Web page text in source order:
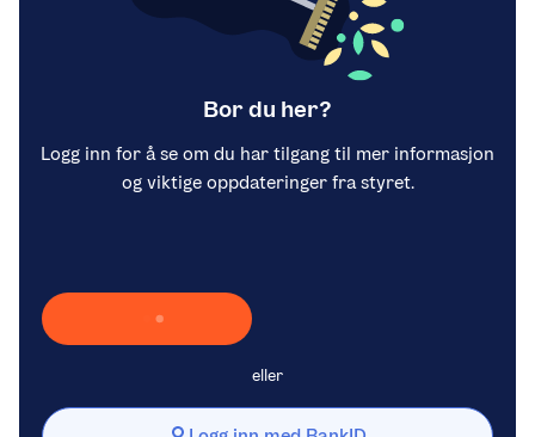
Bor du her?
Logg inn for å se om du har tilgang til mer informasjon
og viktige oppdateringer fra styret.
Laster inn Vipps …
eller